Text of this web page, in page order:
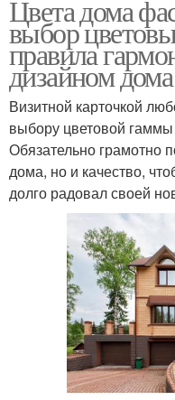
Цвета дома
выбор
правила
дизайном дома
Визитной карточкой
выбору цветовой гаммы
Обязательно грамотно
дома, но и качество,
долго радовал своей